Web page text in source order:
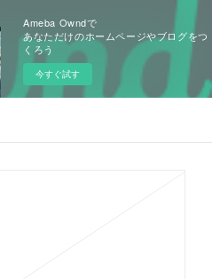
Ameba Owndで
あなただけのホームページやブログをつ
くろう
今すぐ試す